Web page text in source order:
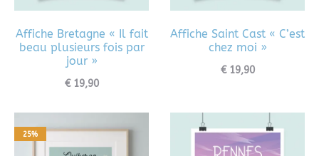
Affiche Bretagne « Il fait
beau plusieurs fois par
jour »
€19,90
Affiche Saint Cast « C’est
chez moi »
€19,90
25%